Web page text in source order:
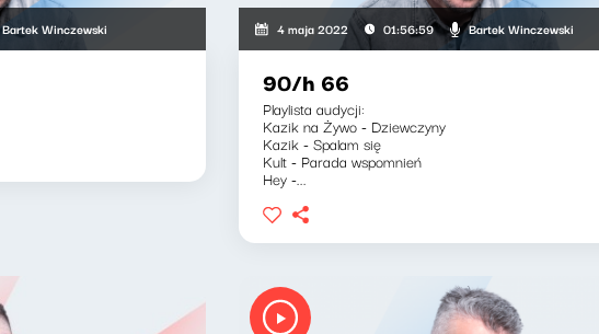
Bartek Winczewski 4 maja 2022 01:56:59 Bartek Winczewski
90/h 66
Playlista audycji:
Kazik na Żywo - Dziewczyny
Kazik - Spalam się
Kult - Parada wspomnień
Hey -...